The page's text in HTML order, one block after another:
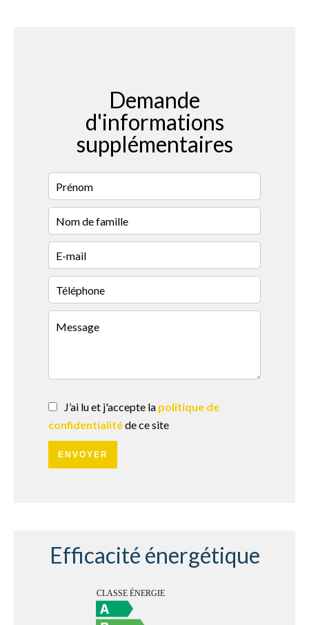
Demande
d'informations
supplémentaires
J’ai lu et j'accepte la politique de
confidentialitéde ce site
ENVOYER
Efficacité énergétique